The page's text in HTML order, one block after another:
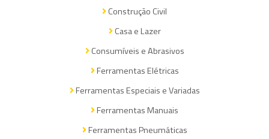
Construção Civil
Casa e Lazer
Consumíveis e Abrasivos
Ferramentas Elétricas
Ferramentas Especiais e Variadas
Ferramentas Manuais
Ferramentas Pneumáticas